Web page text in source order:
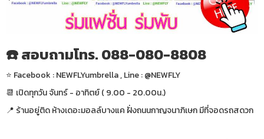
☎️ สอบถามโทร. 088-080-8808
⭐️ Facebook : NEWFLYumbrella , Line : @NEWFLY
📆 เปิดทุกวัน จันทร์ - อาทิตย์ ( 9.00 - 20.00น.)
📍 ร้านอยู่ติด ห้างเดอะมอลล์บางแค ฝั่งถนนกาญจนาภิเษก มีที่จอดรถสดวก